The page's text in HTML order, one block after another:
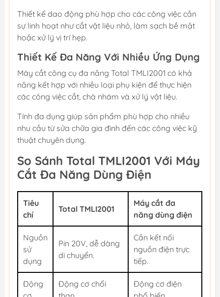
Thiết kế dao động phù hợp cho các công việc cần
sự linh hoạt như cắt vật liệu nhỏ, làm sạch bề mặt
hoặc xử lý vị trí hẹp.
Thiết Kế Đa Năng Với Nhiều Ứng Dụng
Máy cắt công cụ đa năng Total TMLI2001 có khả
năng kết hợp với nhiều loại phụ kiện để thực hiện
các công việc cắt, chà nhám và xử lý vật liệu.
Tính đa dụng giúp sản phẩm phù hợp cho nhiều
nhu cầu từ sửa chữa gia đình đến các công việc kỹ
thuật chuyên dụng.
So Sánh Total TMLI2001 Với Máy
Cắt Đa Năng Dùng Điện
Tiêu
chí
Total TMLI2001
Máy cắt đa
năng dùng điện
Nguồn
sử
dụng
Pin 20V, dễ dàng
di chuyển.
Cần kết nối
nguồn điện trực
tiếp.
Động
Động cơ chổi
Động cơ điện